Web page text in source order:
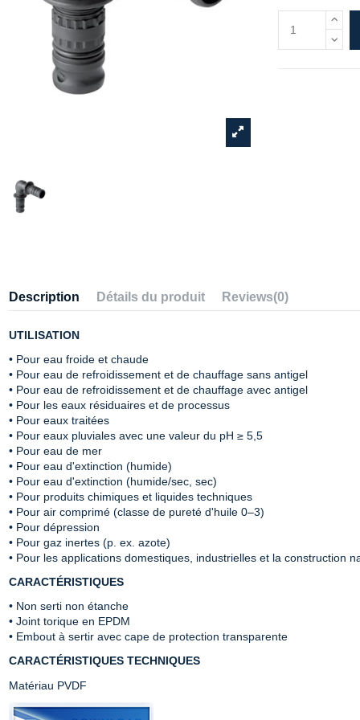
Description Détails du produit Reviews(0)
UTILISATION
• Pour eau froide et chaude
• Pour eau de refroidissement et de chauffage sans antigel
• Pour eau de refroidissement et de chauffage avec antigel
• Pour les eaux résiduaires et de processus
• Pour eaux traitées
• Pour eaux pluviales avec une valeur du pH ≥ 5,5
• Pour eau de mer
• Pour eau d'extinction (humide)
• Pour eau d'extinction (humide/sec, sec)
• Pour produits chimiques et liquides techniques
• Pour air comprimé (classe de pureté d'huile 0–3)
• Pour dépression
• Pour gaz inertes (p. ex. azote)
• Pour les applications domestiques, industrielles et la construction
CARACTÉRISTIQUES
• Non serti non étanche
• Joint torique en EPDM
• Embout à sertir avec cape de protection transparente
CARACTÉRISTIQUES TECHNIQUES
Matériau PVDF